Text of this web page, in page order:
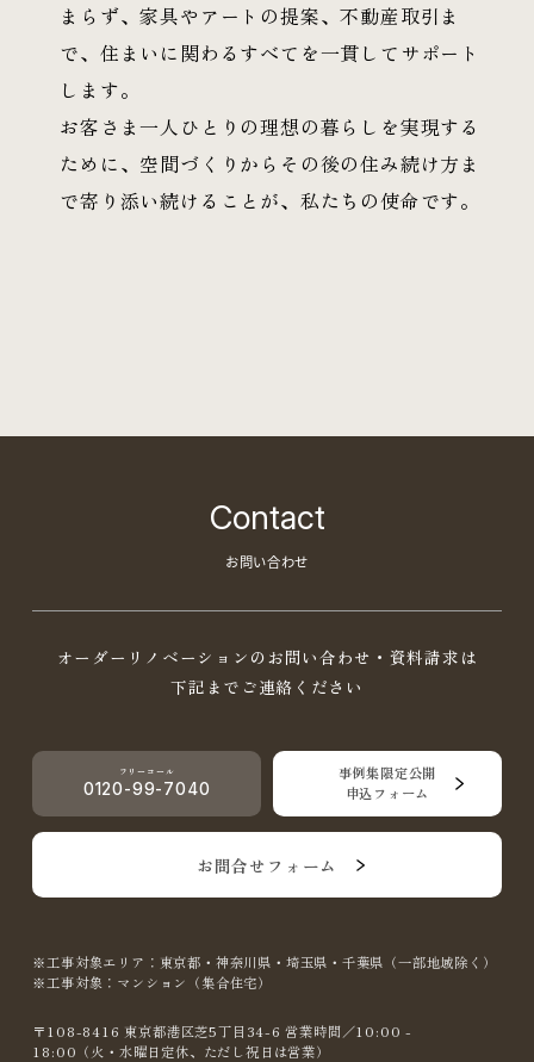
まらず、家具やアートの提案、不動産取引ま
で、住まいに関わるすべてを一貫してサポート
します。
お客さま一人ひとりの理想の暮らしを実現する
ために、空間づくりからその後の住み続け方ま
で寄り添い続けることが、私たちの使命です。
Contact
お問い合わせ
オーダーリノベーションのお問い合わせ・資料請求は
下記までご連絡ください
フリーコール
0120-99-7040
事例集限定公開
申込フォーム
お問合せフォーム
※工事対象エリア：東京都・神奈川県・埼玉県・千葉県（一部地域除く）
※工事対象：マンション（集合住宅）
〒108-8416 東京都港区芝5丁目34-6 営業時間／10:00 -
18:00（火・水曜日定休、ただし祝日は営業）